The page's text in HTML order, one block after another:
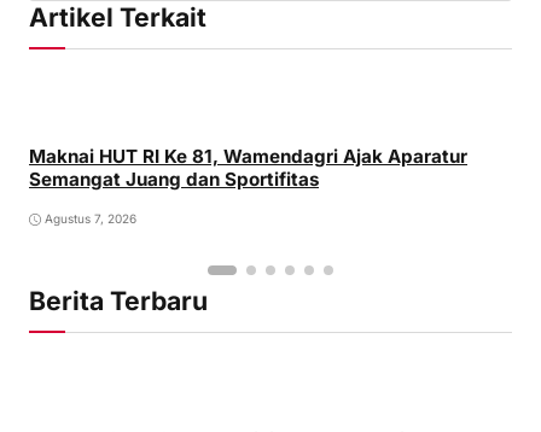
Artikel Terkait
Maknai HUT RI Ke 81, Wamendagri Ajak Aparatur
Semangat Juang dan Sportifitas
Agustus 7, 2026
Berita Terbaru